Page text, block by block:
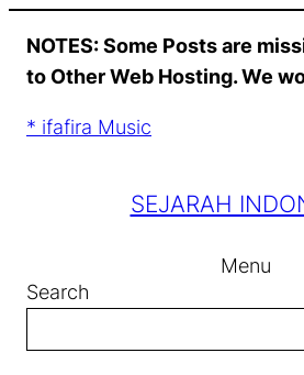
content
NOTES: Some Posts are
to Other Web Hosting. We
* ifafira Music
SEJARAH
Menu
Search